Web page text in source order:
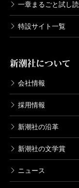
一章まるごと試し
特設サイト一覧
新潮社について
会社情報
採用情報
新潮社の沿革
新潮社の文学賞
ニュース